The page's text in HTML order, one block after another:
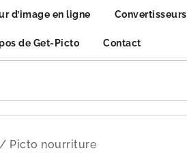
projets créatifs
d’image en ligne Convertisseurs
de Get-Picto Contact
/ Picto nourriture